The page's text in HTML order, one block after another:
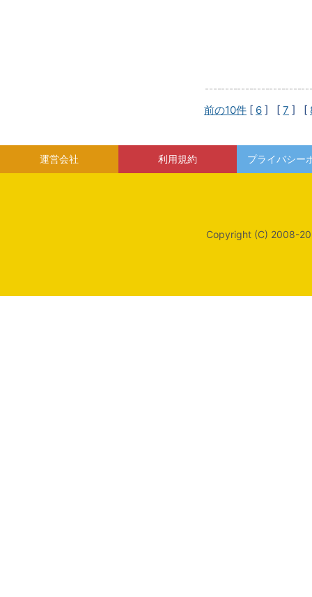
前の10件 [ 6 ] [ 7 ] [
運営会社 利用規約 プライバシー
Copyright (C) 2008-